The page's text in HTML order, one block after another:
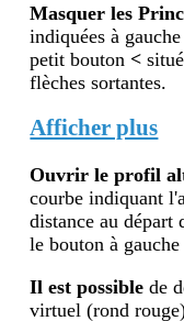
Masquer les
indiquées à
petit bouton <
flèches sortantes.
Afficher plus
Ouvrir le profil
courbe indiquant
distance au départ
le bouton à
Il est possible de
virtuel (rond